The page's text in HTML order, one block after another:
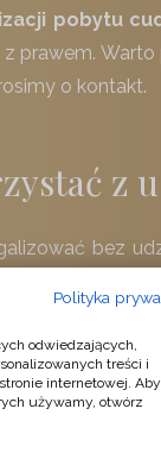
pobytu
z prawem.
o kontakt.
z
bez
spory
,
Polityka
odwiedzających,
treści i
internetowej. Aby
używamy, otwórz